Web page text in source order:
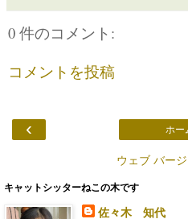
0 件のコメント:
コメントを投稿
‹ ホー
ウェブ バー
キャットシッターねこの木です
佐々木 知代